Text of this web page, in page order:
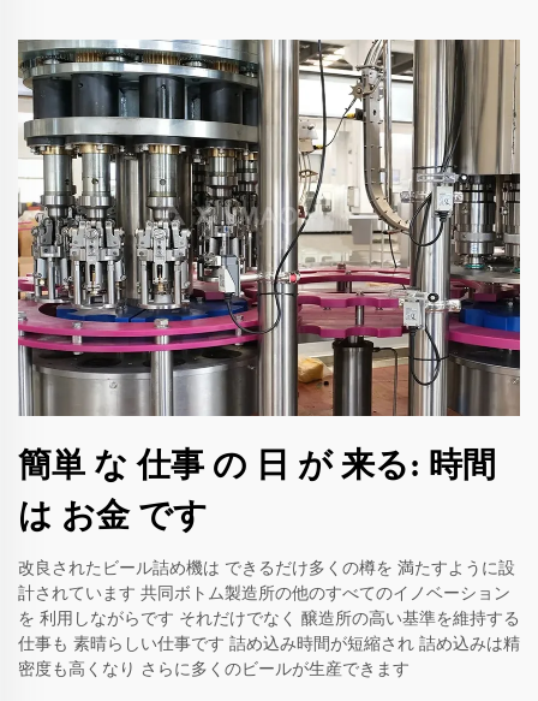
簡単 な 仕事 の 日 が 来る: 時間
は お金 です
改良されたビール詰め機は できるだけ多くの樽を 満たすように設
計されています 共同ボトム製造所の他のすべてのイノベーション
を 利用しながらです それだけでなく 醸造所の高い基準を維持する
仕事も 素晴らしい仕事です 詰め込み時間が短縮され 詰め込みは精
密度も高くなり さらに多くのビールが生産できます